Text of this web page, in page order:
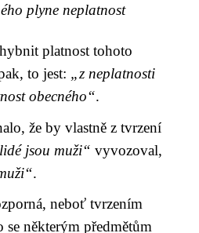
plyne neplatnost
platnost tohoto
to jest: „z neplatnosti
obecného“.
jsou muži“ vyvozoval,
.
neboť tvrzením
se některým předmětům